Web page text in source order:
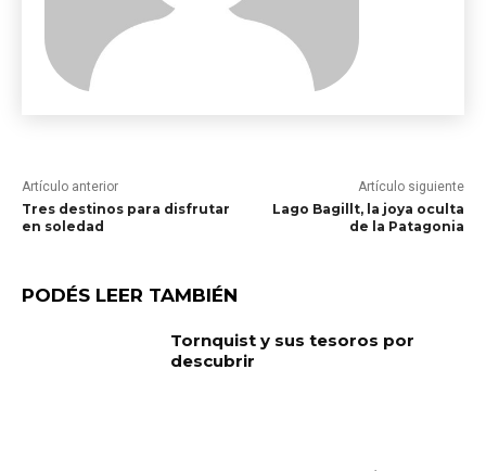
Artículo anterior
Tres destinos para disfrutar
en soledad
Artículo siguiente
Lago Bagillt, la joya oculta
de la Patagonia
PODÉS LEER TAMBIÉN
Tornquist y sus tesoros por
descubrir